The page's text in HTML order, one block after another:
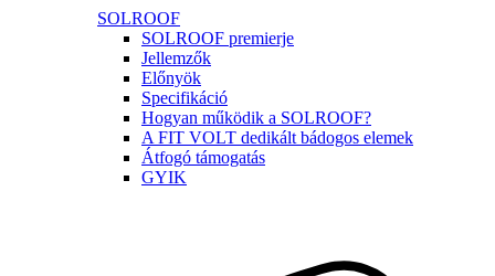
SOLROOF
SOLROOF premierje
Jellemzők
Előnyök
Specifikáció
Hogyan működik a SOLROOF?
A FIT VOLT dedikált bádogos elemek
Átfogó támogatás
GYIK